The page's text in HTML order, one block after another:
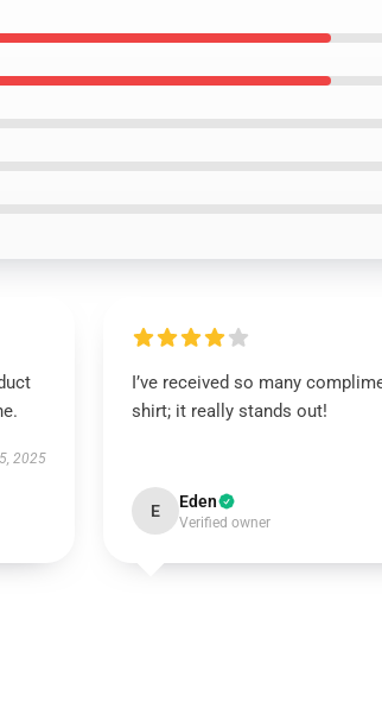
2025
I’ve received so many
shirt; it really stands out!
E Eden
Verified owner